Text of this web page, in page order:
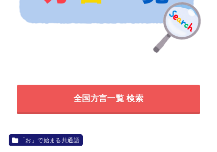
全国方言一覧 検索
「お」で始まる共通語